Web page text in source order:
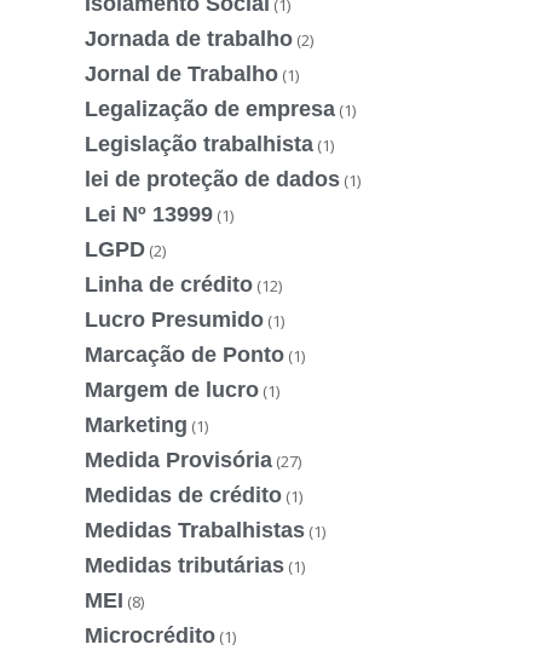
(1)
Jornada de trabalho (2)
Jornal de Trabalho (1)
Legalização de empresa (1)
Legislação trabalhista (1)
lei de proteção de dados (1)
Lei Nº 13999 (1)
LGPD (2)
Linha de crédito (12)
Lucro Presumido (1)
Marcação de Ponto (1)
Margem de lucro (1)
Marketing (1)
Medida Provisória (27)
Medidas de crédito (1)
Medidas Trabalhistas (1)
Medidas tributárias (1)
MEI (8)
Microcrédito (1)